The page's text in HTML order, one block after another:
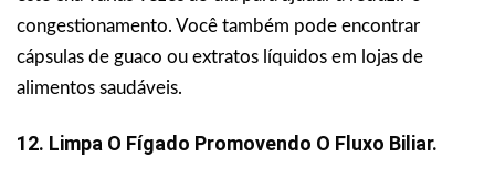
congestionamento. Você também pode encontrar
cápsulas de guaco ou extratos líquidos em lojas de
alimentos saudáveis.
12. Limpa O Fígado Promovendo O Fluxo Biliar.